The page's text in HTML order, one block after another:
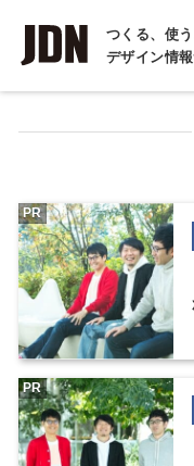
つくる、使
デザイン情
インタビュー
COLUMN
コラム
PR
PR